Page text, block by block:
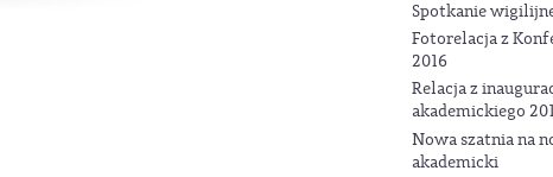
Spotkanie
Fotorelacja z
2016
Relacja z
akademickiego
Nowa szatnia na
akademicki